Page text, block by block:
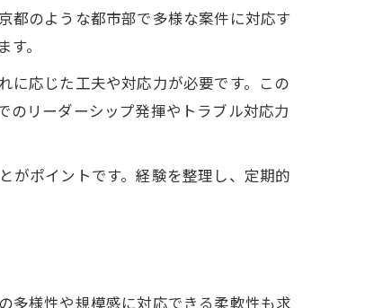
都のような都市部で多様な案件に対応す
。
に応じた工夫や対応力が必要です。この
のリーダーシップ発揮やトラブル対応力
がポイントです。経験を整理し、定期的
多様性や規模感に対応できる柔軟性も求